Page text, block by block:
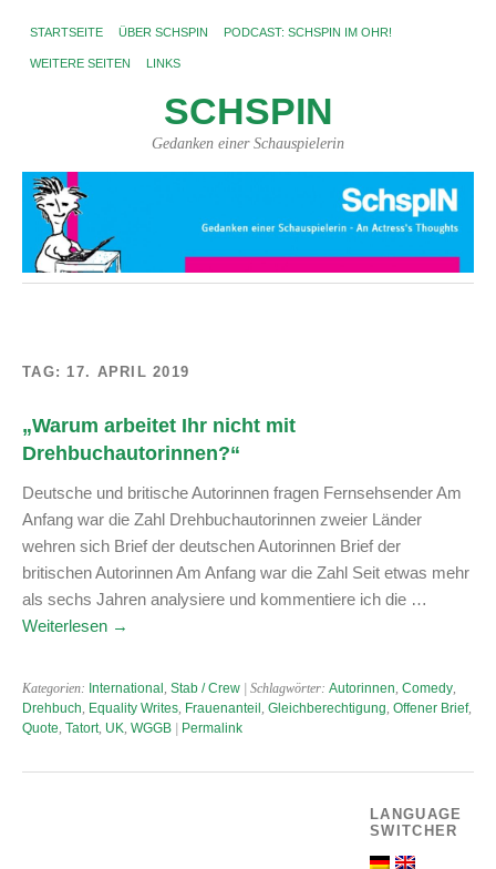
STARTSEITE ÜBER SCHSPIN PODCAST: SCHSPIN IM OHR!
WEITERE SEITEN LINKS
SCHSPIN
Gedanken einer Schauspielerin
TAG:17. APRIL 2019
„Warum arbeitet Ihr nicht mit
Drehbuchautorinnen?“
Deutsche und britische Autorinnen fragen Fernsehsender Am
Anfang war die Zahl Drehbuchautorinnen zweier Länder
wehren sich Brief der deutschen Autorinnen Brief der
britischen Autorinnen Am Anfang war die Zahl Seit etwas mehr
als sechs Jahren analysiere und kommentiere ich die …
Weiterlesen →
Kategorien: International , Stab / Crew | Schlagwörter: Autorinnen, Comedy,
Drehbuch, Equality Writes, Frauenanteil , Gleichberechtigung, Offener Brief,
Quote, Tatort, UK, WGGB Permalink
LANGUAGE
SWITCHER